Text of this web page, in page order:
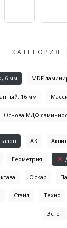
КАТЕГОРИЯ
6 мм MDF
16 мм
Основа МДФ
АК
Геометрия
Оскар
Стайл Техно
Эстет